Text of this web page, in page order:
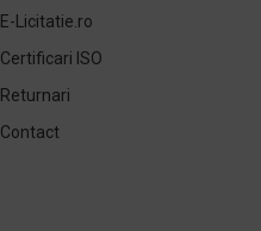
E-Licitatie.ro
Certificari ISO
Returnari
Contact